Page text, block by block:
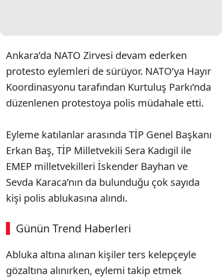
Ankara’da NATO Zirvesi devam ederken
protesto eylemleri de sürüyor. NATO’ya Hayır
Koordinasyonu tarafından Kurtuluş Parkı’nda
düzenlenen protestoya polis müdahale etti.
Eyleme katılanlar arasında TİP Genel Başkanı
Erkan Baş, TİP Milletvekili Sera Kadıgil ile
EMEP milletvekilleri İskender Bayhan ve
Sevda Karaca’nın da bulunduğu çok sayıda
kişi polis ablukasına alındı.
Günün Trend Haberleri
Abluka altına alınan kişiler ters kelepçeyle
gözaltına alınırken, eylemi takip etmek